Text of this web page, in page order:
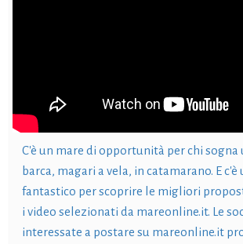
C'è un mare di opportunità per chi sogna
barca, magari a vela, in catamarano. E c'è
fantastico per scoprire le migliori
i video selezionati da mareonline.it. Le
interessate a postare su mareonline.it